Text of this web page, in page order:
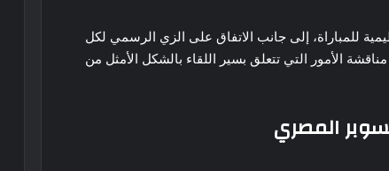
للمباراة، إلى جانب الاتفاق على الزي الرسمي لكل
الأمور التي تتعلق بسير اللقاء بالشكل الأمثل من
المصري